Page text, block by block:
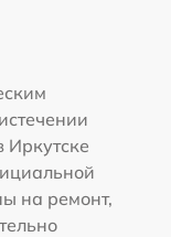
Иркутске
на ремонт,